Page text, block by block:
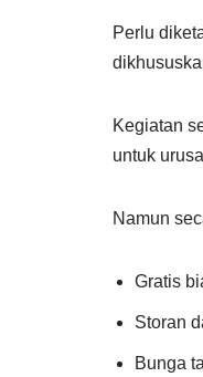
Perlu
Kegiatan
untuk
Namun
Gratis
Storan
Bunga